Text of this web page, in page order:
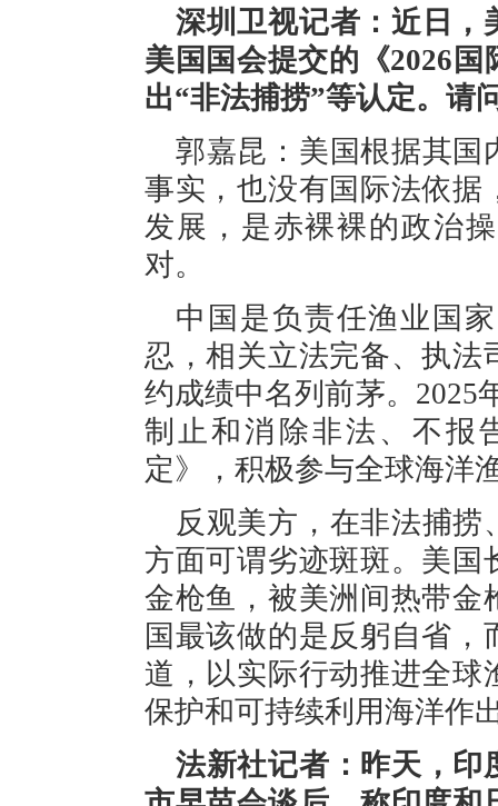
深圳卫视记者：近日，
美国国会提交的《2026
出“非法捕捞”等认定。请
郭嘉昆：美国根据其国
事实，也没有国际法依据
发展，是赤裸裸的政治
对。
中国是负责任渔业国
忍，相关立法完备、执法
约成绩中名列前茅。2025
制止和消除非法、不报
定》，积极参与全球海洋
反观美方，在非法捕
方面可谓劣迹斑斑。美国
金枪鱼，被美洲间热带金
国最该做的是反躬自省
道，以实际行动推进全球
保护和可持续利用海洋作
法新社记者：昨天，印